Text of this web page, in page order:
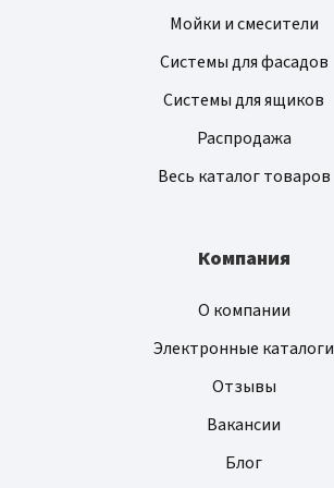
Мойки и смесители
Системы для фасадов
Системы для ящиков
Распродажа
Весь каталог товаров
Компания
О компании
Электронные каталоги
Отзывы
Вакансии
Блог